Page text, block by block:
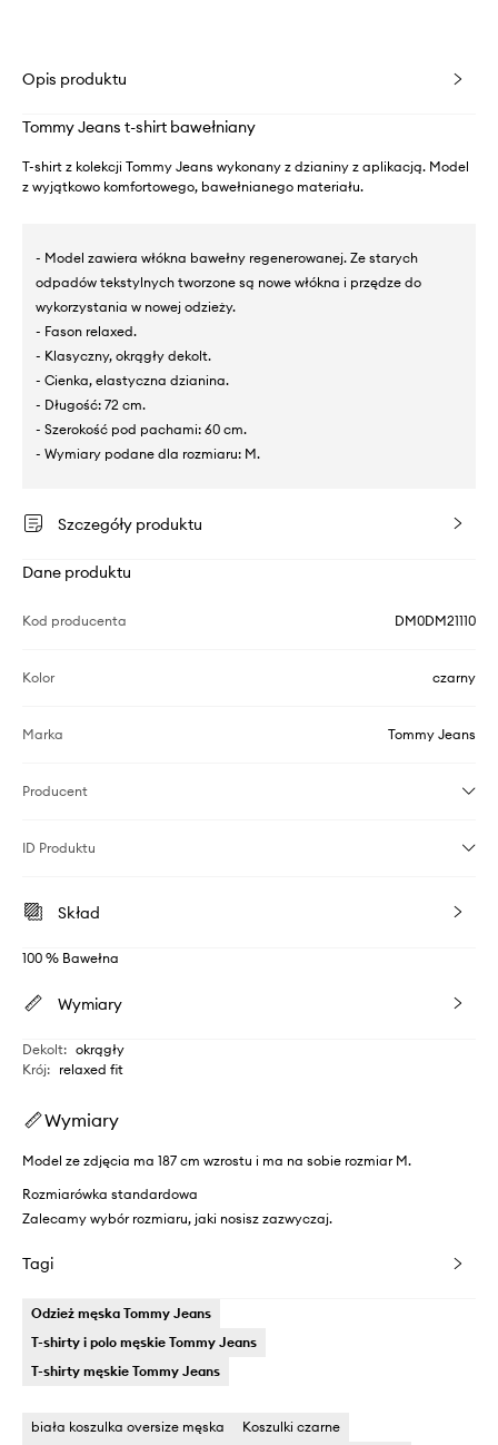
Opis produktu
Tommy Jeans t-shirt bawełniany
T-shirt z kolekcji Tommy Jeans wykonany z dzianiny z aplikacją. Model
z wyjątkowo komfortowego, bawełnianego materiału.
- Model zawiera włókna bawełny regenerowanej. Ze starych
odpadów tekstylnych tworzone są nowe włókna i przędze do
wykorzystania w nowej odzieży.
- Fason relaxed.
- Klasyczny, okrągły dekolt.
- Cienka, elastyczna dzianina.
- Długość: 72 cm.
- Szerokość pod pachami: 60 cm.
- Wymiary podane dla rozmiaru: M.
Szczegóły produktu
Dane produktu
Kod producenta DM0DM21110
Kolor czarny
Marka Tommy Jeans
Producent
ID Produktu
Skład
100 % Bawełna
Wymiary
Dekolt: okrągły
Krój: relaxed fit
Wymiary
Model ze zdjęcia ma 187 cm wzrostu i ma na sobie rozmiar M.
Rozmiarówka standardowa
Zalecamy wybór rozmiaru, jaki nosisz zazwyczaj.
Tagi
Odzież męska Tommy Jeans
T-shirty i polo męskie Tommy Jeans
T-shirty męskie Tommy Jeans
biała koszulka oversize męska Koszulki czarne